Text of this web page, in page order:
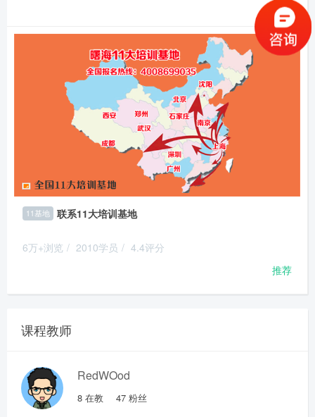
11基地 联系11大培训基地
6万+浏览 / 2010学员 / 4.4评分
推荐
课程教师
RedWOod
8 在教 47 粉丝